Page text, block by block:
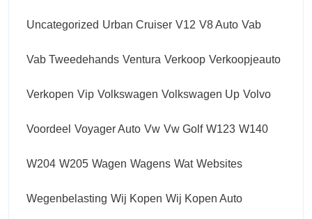
Uncategorized Urban Cruiser V12 V8 Auto Vab
Vab Tweedehands Ventura Verkoop Verkoopjeauto
Verkopen Vip Volkswagen Volkswagen Up Volvo
Voordeel Voyager Auto Vw Vw Golf W123 W140
W204 W205 Wagen Wagens Wat Websites
Wegenbelasting Wij Kopen Wij Kopen Auto